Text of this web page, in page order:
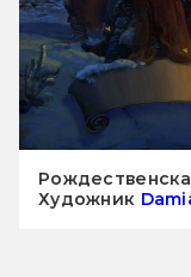
Художник